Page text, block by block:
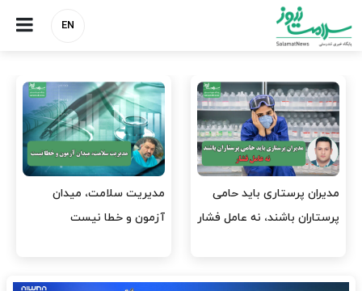
EN
وقت وزیر بهداشت باید صرف
افتتاح پروژه‌ها شود؟
واردات دارو و کالاهای اساسی
باید در اولویت تخصیص ارز